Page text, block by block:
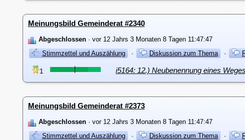
Meinungsbild Gemeinderat #2340
Abgeschlossen· vor 12 Jahrs 3 Monaten 8 Tagen 11:47:47
Stimmzettel und Auszählung
· Diskussion zum Thema ·
1 i5164: 12.) Neubenennung eines
Meinungsbild Gemeinderat #2373
Abgeschlossen· vor 12 Jahrs 3 Monaten 8 Tagen 11:47:47
Stimmzettel und Auszählung
· Diskussion zum Thema ·